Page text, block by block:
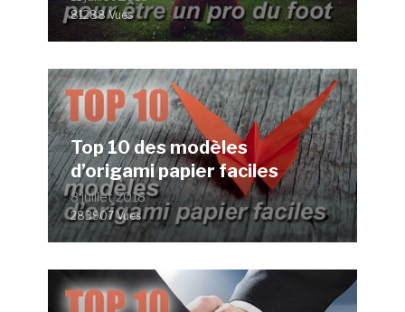
81288 Vues
Top 10 des modèles
d’origami papier faciles
8 juillet 2018
283907 Vues